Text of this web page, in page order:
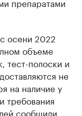
осени 2022
объеме
тест-полоски и
не
на наличие у
требования
сообщили,